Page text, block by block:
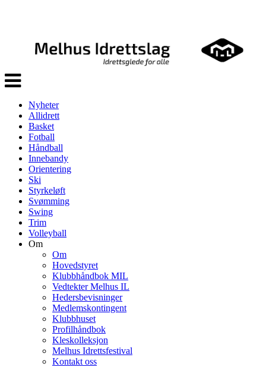
Veksle
navigasjon
Nyheter
Allidrett
Basket
Fotball
Håndball
Innebandy
Orientering
Ski
Styrkeløft
Svømming
Swing
Trim
Volleyball
Om
Om
Hovedstyret
Klubbhåndbok MIL
Vedtekter Melhus IL
Hedersbevisninger
Medlemskontingent
Klubbhuset
Profilhåndbok
Kleskolleksjon
Melhus Idrettsfestival
Kontakt oss